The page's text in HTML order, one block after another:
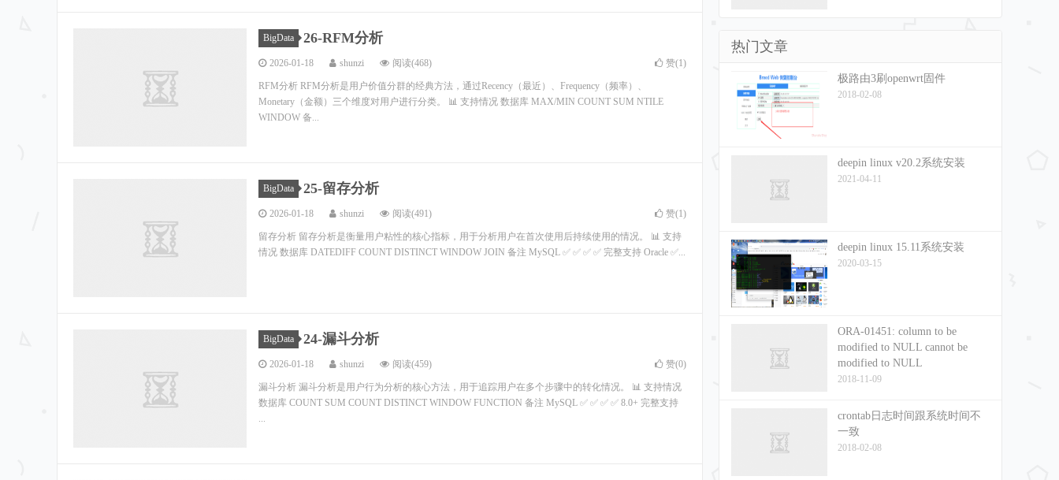
BigData 26-RFM分析
2026-01-18 shunzi 阅读(468) 赞(1)
RFM分析 RFM分析是用户价值分群的经典方法，通过Recency（最近）、Frequency（频率）、
Monetary（金额）三个维度对用户进行分类。 📊 支持情况 数据库 MAX/MIN COUNT SUM NTILE
WINDOW 备...
BigData 25-留存分析
2026-01-18 shunzi 阅读(491) 赞(1)
留存分析 留存分析是衡量用户粘性的核心指标，用于分析用户在首次使用后持续使用的情况。 📊 支持
情况 数据库 DATEDIFF COUNT DISTINCT WINDOW JOIN 备注 MySQL ✅ ✅ ✅ ✅ 完整支持 Oracle ✅...
BigData 24-漏斗分析
2026-01-18 shunzi 阅读(459) 赞(0)
漏斗分析 漏斗分析是用户行为分析的核心方法，用于追踪用户在多个步骤中的转化情况。 📊 支持情况
数据库 COUNT SUM COUNT DISTINCT WINDOW FUNCTION 备注 MySQL ✅ ✅ ✅ ✅ 8.0+ 完整支持
热门文章
极路由3刷openwrt固件
2018-02-08
deepin linux v20.2系统安装
2021-04-11
deepin linux 15.11系统安装
2020-03-15
ORA-01451: column to be
modified to NULL cannot be
modified to NULL
2018-11-09
crontab日志时间跟系统时间不
一致
2018-02-08